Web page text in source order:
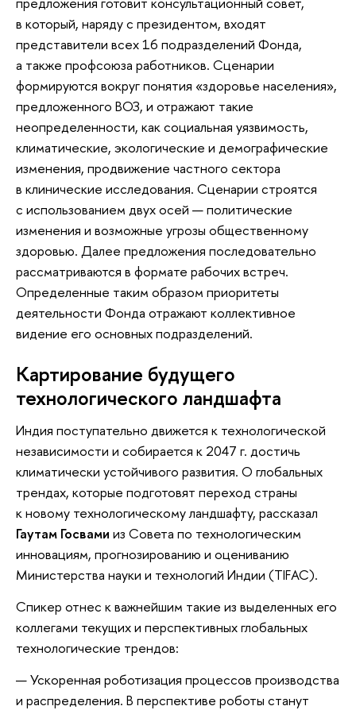
в который, наряду с президентом, входят
представители всех 16 подразделений Фонда,
а также профсоюза работников. Сценарии
формируются вокруг понятия «здоровье населения»,
предложенного ВОЗ, и отражают такие
неопределенности, как социальная уязвимость,
климатические, экологические и демографические
изменения, продвижение частного сектора
в клинические исследования. Сценарии строятся
с использованием двух осей — политические
изменения и возможные угрозы общественному
здоровью. Далее предложения последовательно
рассматриваются в формате рабочих встреч.
Определенные таким образом приоритеты
деятельности Фонда отражают коллективное
видение его основных подразделений.
Картирование будущего
технологического ландшафта
Индия поступательно движется к технологической
независимости и собирается к 2047 г. достичь
климатически устойчивого развития. О глобальных
трендах, которые подготовят переход страны
к новому технологическому ландшафту, рассказал
Гаутам Госвами из Совета по технологическим
инновациям, прогнозированию и оцениванию
Министерства науки и технологий Индии (TIFAC).
Спикер отнес к важнейшим такие из выделенных его
коллегами текущих и перспективных глобальных
технологические трендов:
Ускоренная роботизация процессов производства
и распределения. В перспективе роботы станут